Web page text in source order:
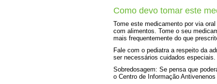
Como devo tomar este
Tome este medicamento por via
com alimentos. Tome o seu
mais frequentemente do que
Fale com o pediatra a respeito da
ser necessários cuidados especiais.
Sobredosagem: Se pensa que
o Centro de Informação